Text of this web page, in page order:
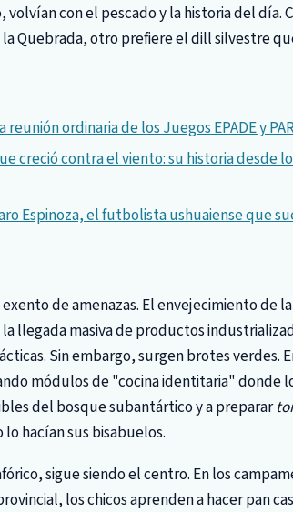
volvían con el pescado y la historia del
Quebrada, otro prefiere el dill silvestre
ordinaria de los Juegos EPADE y
creció contra el viento: su historia desde
Espinoza, el futbolista ushuaiense que
de amenazas. El envejecimiento de
llegada masiva de productos
Sin embargo, surgen brotes verdes.
módulos de "cocina identitaria" donde
del bosque subantártico y a preparar
hacían sus bisabuelos.
sigue siendo el centro. En los
los chicos aprenden a hacer pan